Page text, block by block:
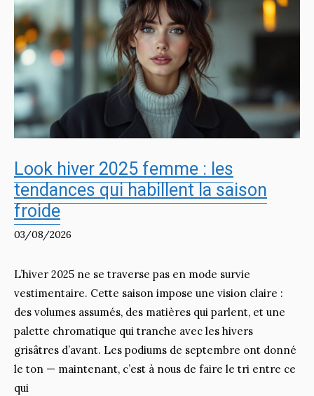
Look hiver 2025 femme : les
tendances qui habillent la saison
froide
03/08/2026
L’hiver 2025 ne se traverse pas en mode survie
vestimentaire. Cette saison impose une vision claire :
des volumes assumés, des matières qui parlent, et une
palette chromatique qui tranche avec les hivers
grisâtres d’avant. Les podiums de septembre ont donné
le ton — maintenant, c’est à nous de faire le tri entre ce
qui